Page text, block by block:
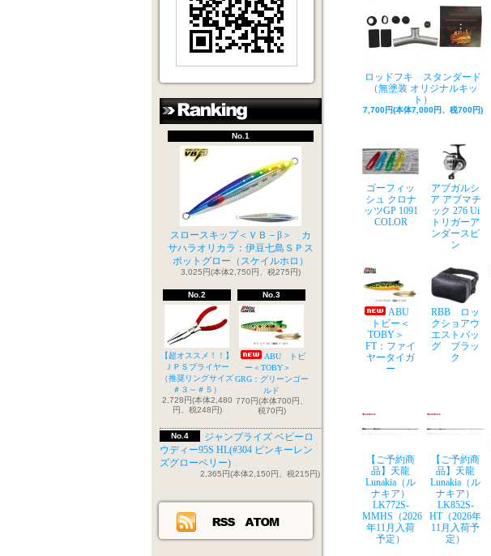
No.1
スロースキップ＜ＶＢ－β＞ カ
サハラオリカラ：伊豆七島ＳＰス
ポットグロー（スケイルホロ）
3,025円(本体2,750円、税275円)
No.2
【超オススメ！！】
ＪＰＳプライヤー
（推奨リングサイズ
＃３～＃５）
2,728円(本体2,480
円、税248円)
No.3
ABU トビ
ー＜TOBY＞
GRG：グリーンゴー
ルド
770円(本体700円、
税70円)
No.4
ジャンプライズ ベビーロ
ウディー95S HL(#304 ピンキーレン
ズグローベリー)
2,365円(本体2,150円、税215円)
ロッドフキ スタンダード
（無塗装 オリジナルキッ
ト）
7,700円(本体7,000円、税700円)
ゴーフィッ
シュ クロナ
ッツGP 1091
COLOR
アブガルシ
ア アブマチ
ック 276 Ui
トリガーア
ンダースピ
ン
ABU
トビー＜
TOBY＞
FT：ファイ
ヤータイガ
ー
RBB ロッ
クショアウ
エストバッ
グ ブラッ
ク
【ご予約商
品】天龍
Lunakia（ル
ナキア）
LK772S-
MMHS（2026
年11月入荷
予定）
【ご予約商
品】天龍
Lunakia（ル
ナキア）
LK852S-
HT（2026年
11月入荷予
定）